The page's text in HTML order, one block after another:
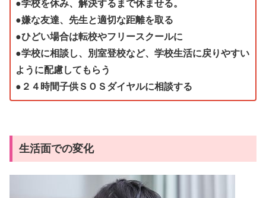
●学校を休み、解決するまで休ませる。
●嫌な友達、先生と適切な距離を取る
●ひどい場合は転校やフリースクールに
●学校に相談し、別室登校など、学校生活に戻りやすい
ように配慮してもらう
●２４時間子供ＳＯＳダイヤルに相談する
生活面での変化